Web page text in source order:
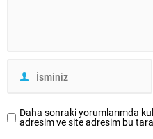
Daha sonraki yorumlarımda
adresim ve site adresim bu